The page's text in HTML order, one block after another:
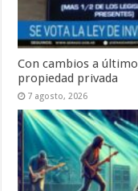
Con cambios a
propiedad privada
7 agosto, 2026